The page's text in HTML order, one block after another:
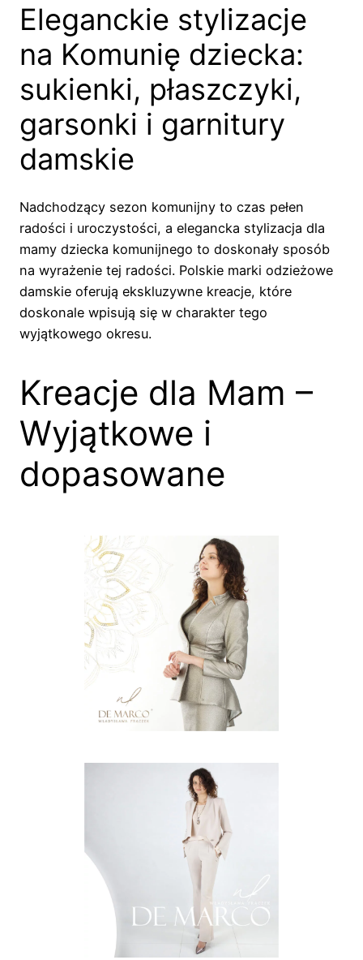
Eleganckie stylizacje
na Komunię dziecka:
sukienki, płaszczyki,
garsonki i garnitury
damskie
Nadchodzący sezon komunijny to czas pełen
radości i uroczystości, a elegancka stylizacja dla
mamy dziecka komunijnego to doskonały sposób
na wyrażenie tej radości. Polskie marki odzieżowe
damskie oferują ekskluzywne kreacje, które
doskonale wpisują się w charakter tego
wyjątkowego okresu.
Kreacje dla Mam –
Wyjątkowe i
dopasowane